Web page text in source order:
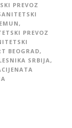
PREVOZ
,
PREVOZ
BEOGRAD,
SRBIJA,